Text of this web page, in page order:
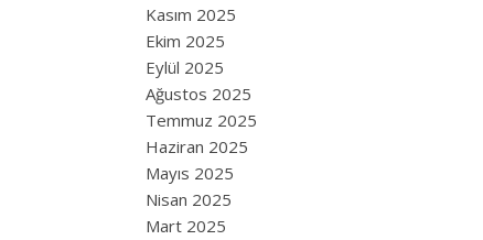
Kasım 2025
Ekim 2025
Eylül 2025
Ağustos 2025
Temmuz 2025
Haziran 2025
Mayıs 2025
Nisan 2025
Mart 2025